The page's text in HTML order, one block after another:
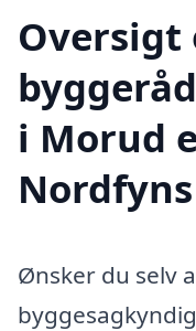
Oversigt
i Morud
Ønsker du selv